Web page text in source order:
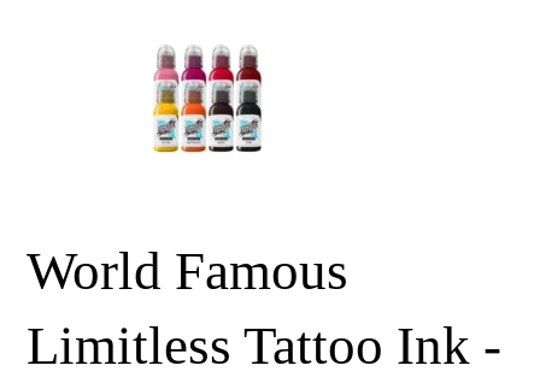
World Famous
Limitless Tattoo Ink -